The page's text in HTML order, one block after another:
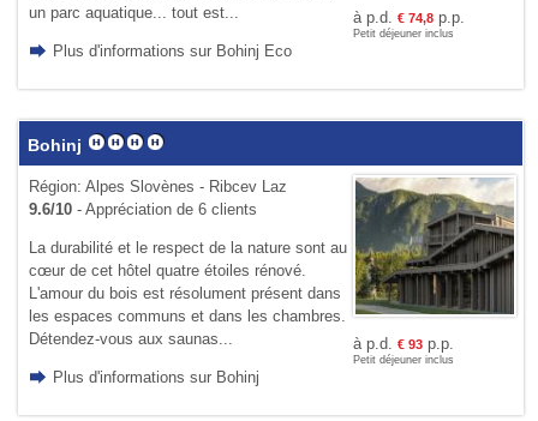
un parc aquatique... tout est...
Plus d'informations sur Bohinj Eco
à p.d. € 74,8p.p.
Petit déjeuner inclus
Bohinj
Région: Alpes Slovènes - Ribcev Laz
9.6/10- Appréciation de 6 clients
La durabilité et le respect de la nature sont au
cœur de cet hôtel quatre étoiles rénové.
L'amour du bois est résolument présent dans
les espaces communs et dans les chambres.
Détendez-vous aux saunas...
Plus d'informations sur Bohinj
à p.d. € 93p.p.
Petit déjeuner inclus